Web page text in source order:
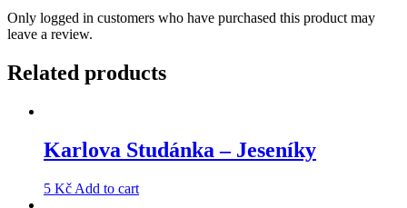
Only logged in customers who have purchased this product may
leave a review.
Related products
Karlova Studánka – Jeseníky
5 Kč Add to cart